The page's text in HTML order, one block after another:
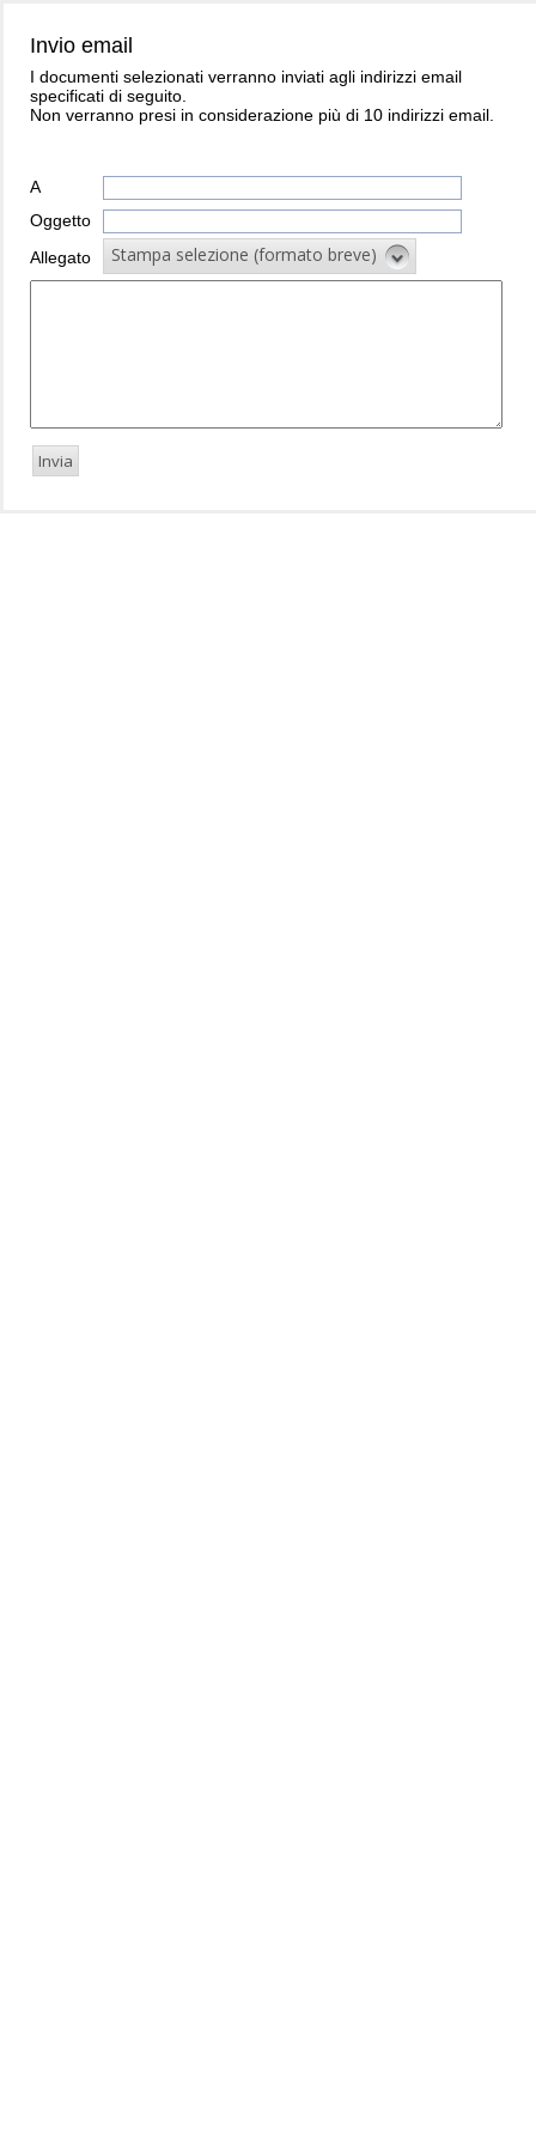
Invio email
I documenti selezionati verranno inviati agli indirizzi email
specificati di seguito.
Non verranno presi in considerazione più di 10 indirizzi email.
A
Oggetto
Allegato
Stampa selezione (formato breve)